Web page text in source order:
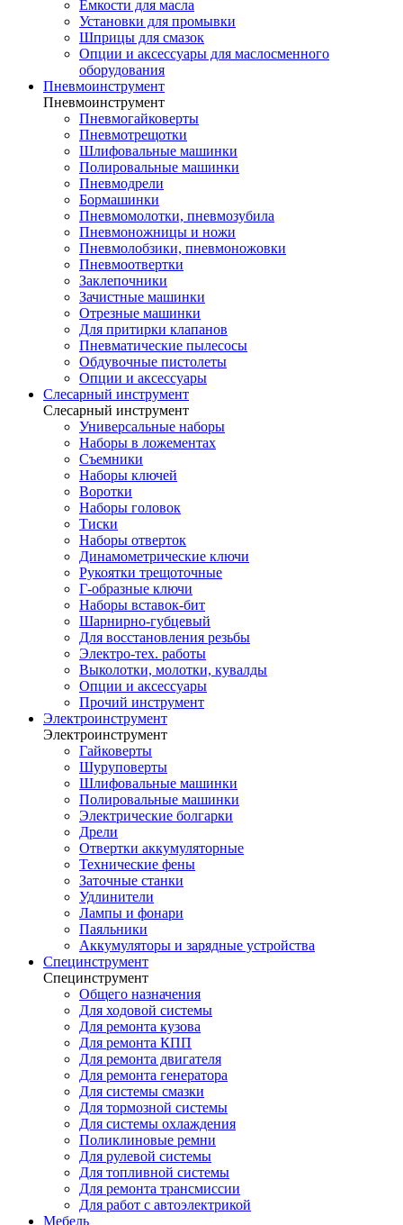
Емкости для масла
Установки для промывки
Шприцы для смазок
Опции и аксессуары для маслосменного
оборудования
Пневмоинструмент
Пневмоинструмент
Пневмогайковерты
Пневмотрещотки
Шлифовальные машинки
Полировальные машинки
Пневмодрели
Бормашинки
Пневмомолотки, пневмозубила
Пневмоножницы и ножи
Пневмолобзики, пневмоножовки
Пневмоотвертки
Заклепочники
Зачистные машинки
Отрезные машинки
Для притирки клапанов
Пневматические пылесосы
Обдувочные пистолеты
Опции и аксессуары
Слесарный инструмент
Слесарный инструмент
Универсальные наборы
Наборы в ложементах
Съемники
Наборы ключей
Воротки
Наборы головок
Тиски
Наборы отверток
Динамометрические ключи
Рукоятки трещоточные
Г-образные ключи
Наборы вставок-бит
Шарнирно-губцевый
Для восстановления резьбы
Электро-тех. работы
Выколотки, молотки, кувалды
Опции и аксессуары
Прочий инструмент
Электроинструмент
Электроинструмент
Гайковерты
Шуруповерты
Шлифовальные машинки
Полировальные машинки
Электрические болгарки
Дрели
Отвертки аккумуляторные
Технические фены
Заточные станки
Удлинители
Лампы и фонари
Паяльники
Аккумуляторы и зарядные устройства
Специнструмент
Специнструмент
Общего назначения
Для ходовой системы
Для ремонта кузова
Для ремонта КПП
Для ремонта двигателя
Для ремонта генератора
Для системы смазки
Для тормозной системы
Для системы охлаждения
Поликлиновые ремни
Для рулевой системы
Для топливной системы
Для ремонта трансмиссии
Для работ с автоэлектрикой
Мебель